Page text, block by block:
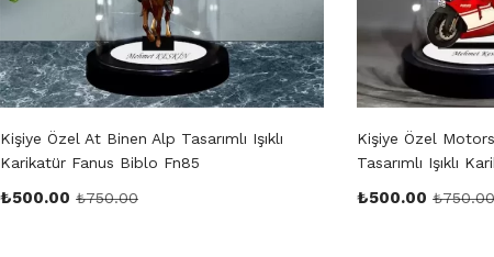
Kişiye Özel At Binen Alp Tasarımlı Işıklı
Karikatür Fanus Biblo Fn85
₺500.00 ₺750.00
Kişiye Özel
Tasarımlı Işıklı
₺500.00 ₺750.00